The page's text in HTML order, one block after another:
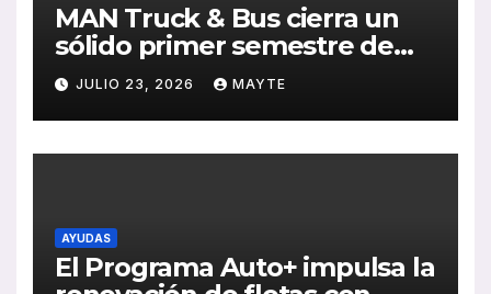
MAN Truck & Bus cierra un
sólido primer semestre de
2026 con crecimiento en
ventas, pedidos y
rentabilidad
JULIO 23, 2026 MAYTE
AYUDAS
El Programa Auto+ impulsa la